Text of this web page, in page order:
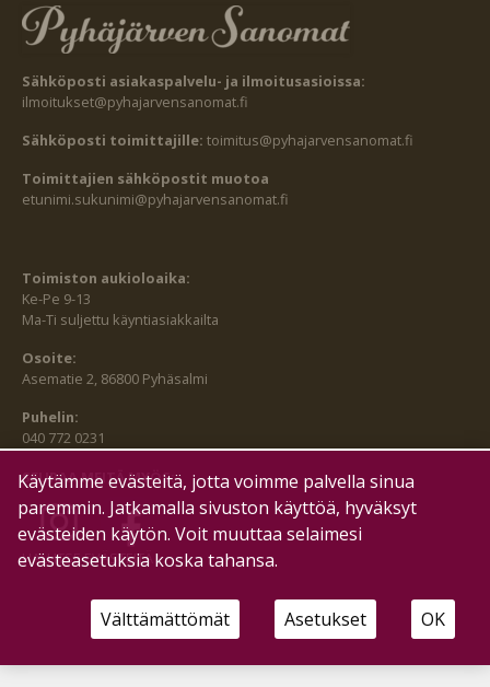
Sähköposti asiakaspalvelu- ja ilmoitusasioissa:
ilmoitukset@pyhajarvensanomat.fi
Sähköposti toimittajille: toimitus@pyhajarvensanomat.fi
Toimittajien sähköpostit muotoa
etunimi.sukunimi@pyhajarvensanomat.fi
Toimiston aukioloaika:
Ke-Pe 9-13
Ma-Ti suljettu käyntiasiakkailta
Osoite:
Asematie 2, 86800 Pyhäsalmi
Puhelin:
040 772 0231
SEURAA MEITÄ MYÖS:
HALLITSE EVÄSTEITÄ
Käytämme evästeitä, jotta voimme palvella sinua
paremmin. Jatkamalla sivuston käyttöä, hyväksyt
evästeiden käytön. Voit muuttaa selaimesi
evästeasetuksia koska tahansa.
Välttämättömät Asetukset OK